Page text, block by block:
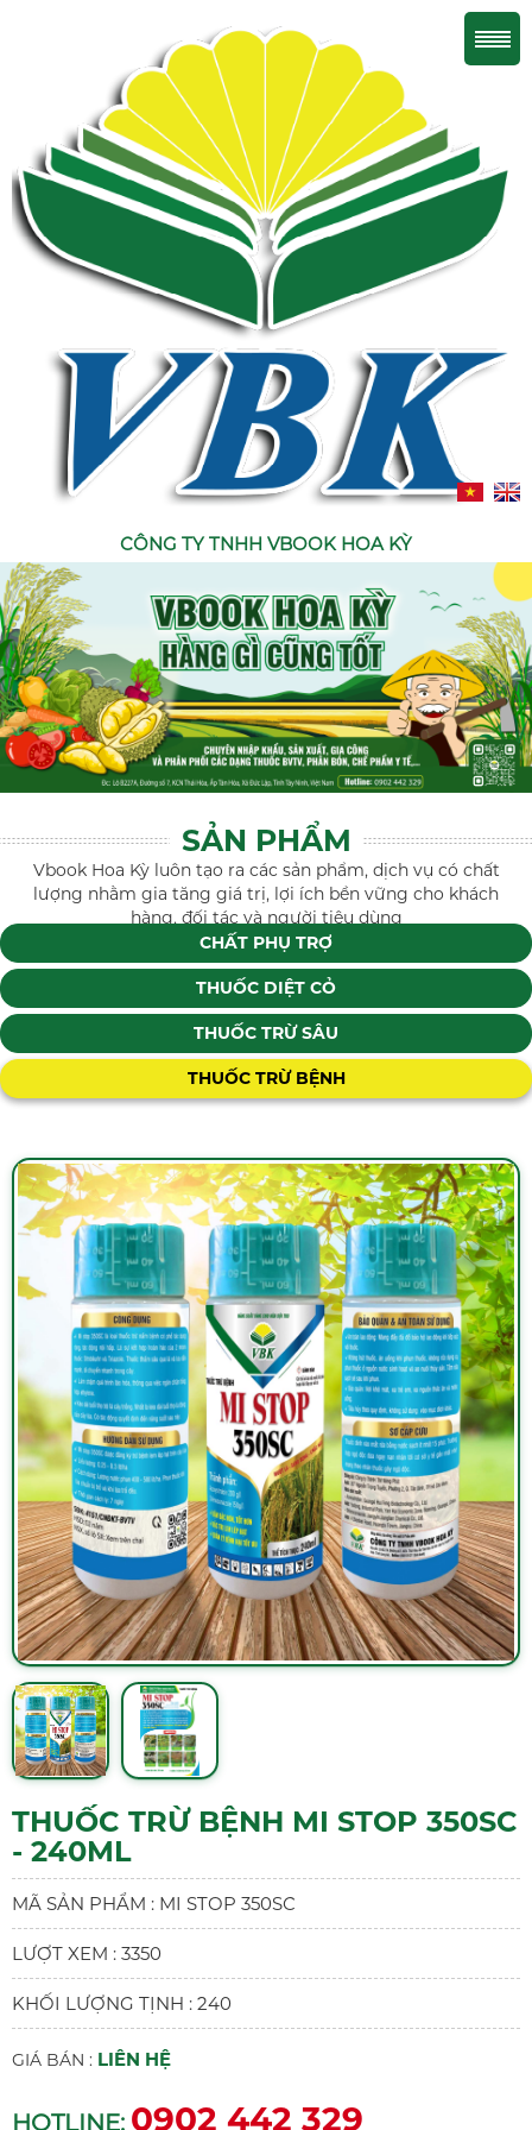
CÔNG TY TNHH VBOOK HOA KỲ
SẢN PHẨM
Vbook Hoa Kỳ luôn tạo ra các sản phẩm, dịch vụ có chất
lượng nhằm gia tăng giá trị, lợi ích bền vững cho khách
hàng, đối tác và người tiêu dùng
CHẤT PHỤ TRỢ
THUỐC DIỆT CỎ
THUỐC TRỪ SÂU
THUỐC TRỪ BỆNH
THUỐC TRỪ BỆNH MI STOP 350SC
- 240ML
MÃ SẢN PHẨM : MI STOP 350SC
LƯỢT XEM : 3350
KHỐI LƯỢNG TỊNH : 240
GIÁ BÁN : LIÊN HỆ
HOTLINE: 0902 442 329